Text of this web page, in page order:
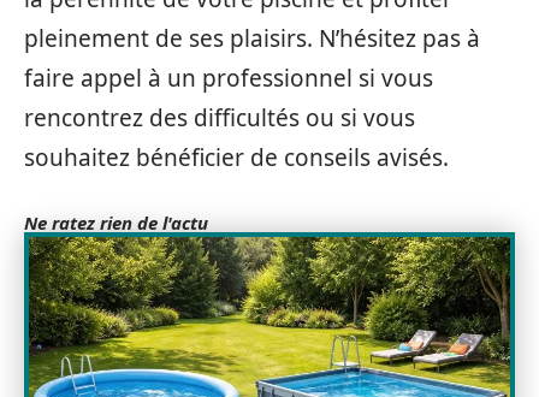
pleinement de ses plaisirs. N’hésitez pas à
faire appel à un professionnel si vous
rencontrez des difficultés ou si vous
souhaitez bénéficier de conseils avisés.
Ne ratez rien de l'actu